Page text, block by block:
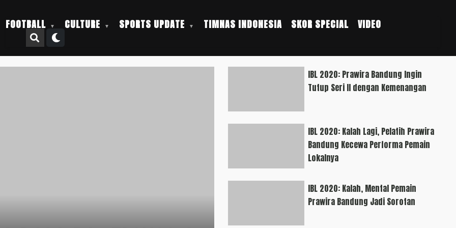
FOOTBALL CULTURE SPORTS UPDATE TIMNAS INDONESIA SKOR SPECIAL VIDEO
IBL 2020: Prawira Bandung Ingin
Tutup Seri II dengan Kemenangan
IBL 2020: Kalah Lagi, Pelatih Prawira
Bandung Kecewa Performa Pemain
Lokalnya
IBL 2020: Kalah, Mental Pemain
Prawira Bandung Jadi Sorotan